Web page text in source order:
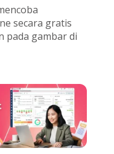
secara gratis
pada gambar di